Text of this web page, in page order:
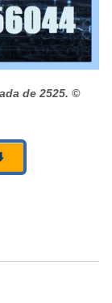
de 2525. ©